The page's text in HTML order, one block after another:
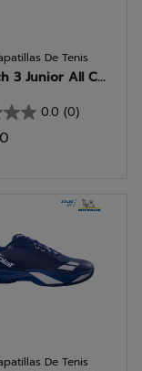
De Tenis
3 Junior All C...
0.0 (0)
De Tenis